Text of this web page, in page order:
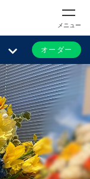
メニュー
オーダー